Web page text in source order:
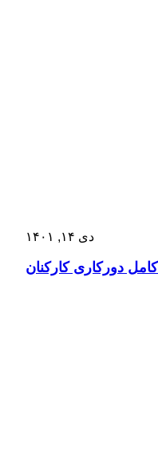
دی ۱۴, ۱۴۰۱
دورکاری کارکنان